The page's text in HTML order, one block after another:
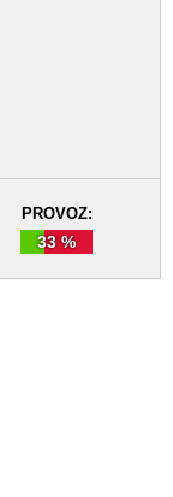
PROVOZ:
33 %